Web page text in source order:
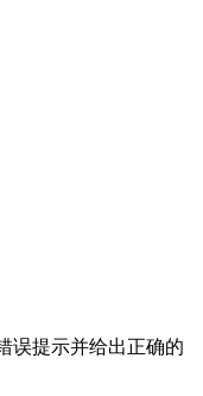
误提示并给出正确的